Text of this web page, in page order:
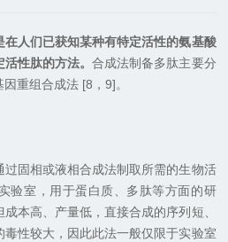
在人们已获知某种有特定活性的氨基酸
活性肽的方法。合成法制备多肽主要分
重组合成法 [8，9]。
固相或液相合成法制取所需的生物活
验室，用于蛋白质、多肽等方面的研
本高、产量低，直接合成的序列短、
性较大，因此此法一般仅限于实验室